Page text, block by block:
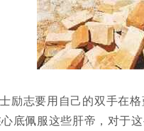
励志要用自己的双手在
底佩服这些肝帝，对于